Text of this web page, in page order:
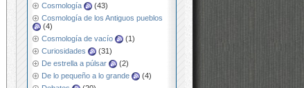
Cosmología
(43)
Cosmología de los Antiguos pueblos
(4)
Cosmología de vacío
(1)
Curiosidades
(31)
De estrella a púlsar
(2)
De lo pequeño a lo grande
(4)